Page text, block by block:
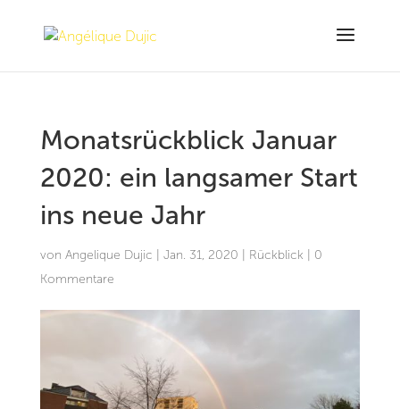
Monatsrückblick Januar
2020: ein langsamer Start
ins neue Jahr
von Angelique Dujic Jan. 31, 2020 Rückblick
0
Kommentare